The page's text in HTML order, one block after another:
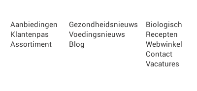
Aanbiedingen
Klantenpas
Assortiment
Gezondheidsnieuws
Voedingsnieuws
Blog
Biologisch
Recepten
Webwinkel
Contact
Vacatures